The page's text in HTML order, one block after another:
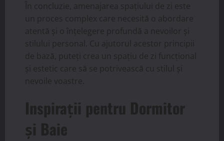
În concluzie, amenajarea spațiului de zi este
un proces complex care necesită o abordare
atentă și o înțelegere profundă a nevoilor și
stilului personal. Cu ajutorul acestor principii
de bază, puteți crea un spațiu de zi funcțional
și estetic care să se potrivească cu stilul și
nevoile voastre.
Inspirații pentru Dormitor
și Baie